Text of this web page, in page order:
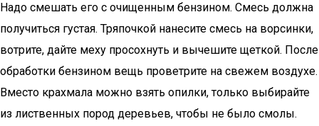
Надо смешать его с очищенным бензином. Смесь должна
получиться густая. Тряпочкой нанесите смесь на ворсинки,
вотрите, дайте меху просохнуть и вычешите щеткой. После
обработки бензином вещь проветрите на свежем воздухе.
Вместо крахмала можно взять опилки, только выбирайте
из лиственных пород деревьев, чтобы не было смолы.